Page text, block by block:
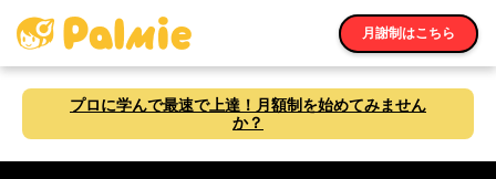
月謝制はこちら
プロに学んで最速で上達！月額制を始めてみません
か？